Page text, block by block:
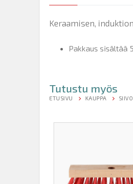
Keraamisen,
Pakkaus sisältää
Tutustu myös
ETUSIVU KAUPPA